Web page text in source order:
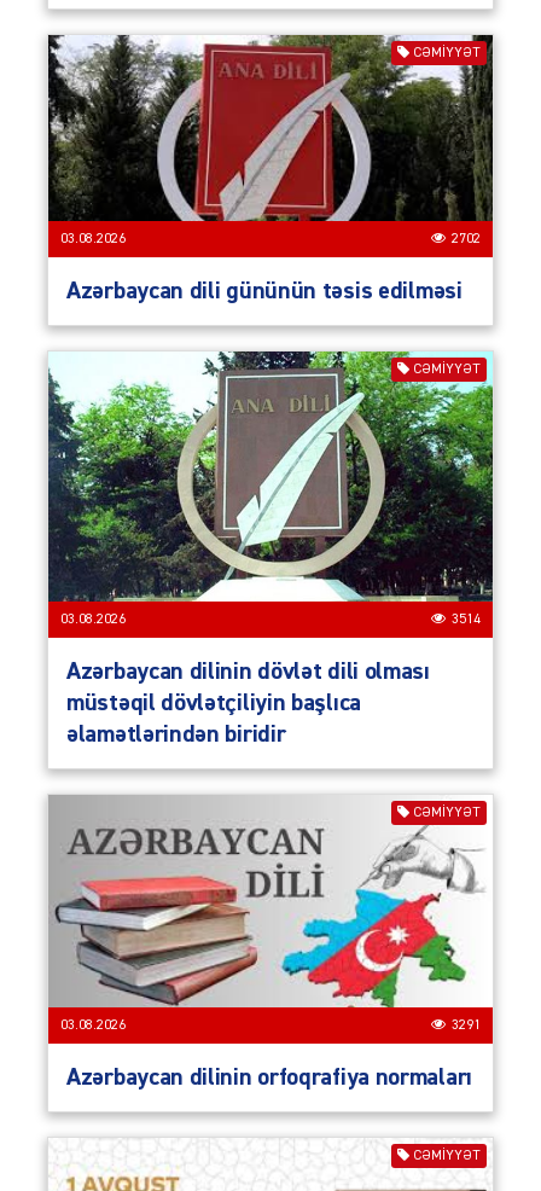
CƏMIYYƏT
03.08.2026 2702
Azərbaycan dili gününün təsis edilməsi
CƏMIYYƏT
03.08.2026 3514
Azərbaycan dilinin dövlət dili olması
müstəqil dövlətçiliyin başlıca
əlamətlərindən biridir
CƏMIYYƏT
03.08.2026 3291
Azərbaycan dilinin orfoqrafiya normaları
CƏMIYYƏT